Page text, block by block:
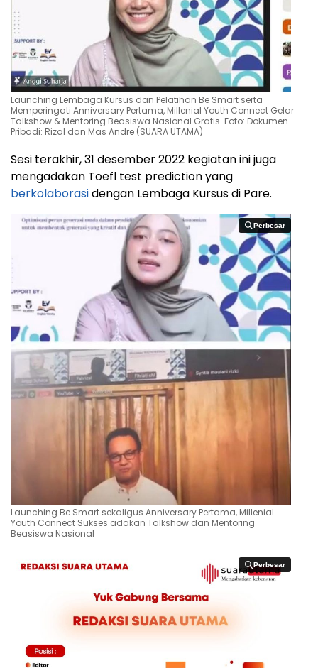
Launching Lembaga Kursus dan Pelatihan Be Smart serta
Memperingati Anniversary Pertama, Millenial Youth Connect Gelar
Talkshow & Mentoring Beasiswa Nasional Gratis. Foto: Dokumen
Pribadi: Rizal dan Mas Andre (SUARA UTAMA)
Sesi terakhir, 31 desember 2022 kegiatan ini juga
mengadakan Toefl test prediction yang
berkolaborasidengan Lembaga Kursus di Pare.
Perbesar
Perbesar
Launching Be Smart sekaligus Anniversary Pertama, Millenial
Youth Connect Sukses adakan Talkshow dan Mentoring
Beasiswa Nasional
Perbesar
Perbesar